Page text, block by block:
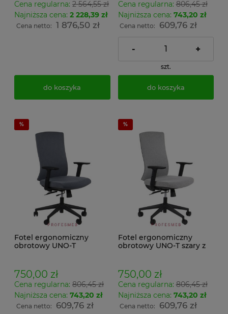
219x120x74,5cm
Cena regularna: 2 564,55 zł
Najniższa cena: 2 228,39 zł
Cena netto: 1 876,50 zł
do koszyka
Cena regularna:806,45 zł
Najniższa cena: 743,20 zł
Cena netto: 609,76 zł
- +
szt.
do koszyka
Fotel ergonomiczny
obrotowy UNO-T
podłokietnikami i
wysokości podparcia
lędźwiowego
750,00 zł
Cena regularna: 806,45 zł
Najniższa cena: 743,20 zł
Cena netto: 609,76 zł
Fotel ergonomiczny
obrotowy UNO-T szary z
wysokości podparcia
lędźwiowego
750,00 zł
Cena regularna:806,45 zł
Najniższa cena: 743,20 zł
Cena netto: 609,76 zł